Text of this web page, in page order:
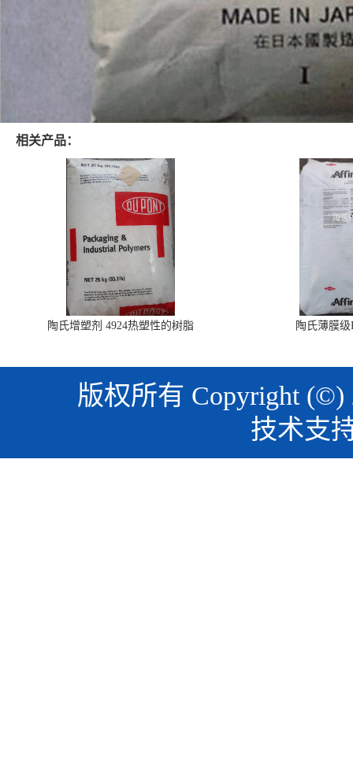
相关产品：
陶氏增塑剂 4924热塑性的树脂 陶氏薄膜级
版权所有 Copyright
技术支